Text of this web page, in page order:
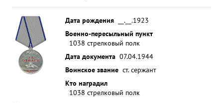
Дата рождения
__.__.1923
Военно-пересыльный пункт
1038 стрелковый полк
Дата документа 07.04.1944
Воинское звание ст. сержант
Кто наградил
1038 стрелковый полк